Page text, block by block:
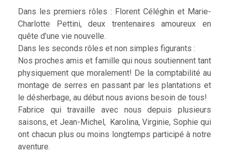
Dans les premiers rôles : Florent Céléghin et Marie-
Charlotte Pettini, deux trentenaires amoureux en
quête d’une vie nouvelle.
Dans les seconds rôles et non simples figurants :
Nos proches amis et famille qui nous soutiennent tant
physiquement que moralement! De la comptabilité au
montage de serres en passant par les plantations et
le désherbage, au début nous avions besoin de tous!
Fabrice qui travaille avec nous depuis plusieurs
saisons, et Jean-Michel, Karolina, Virginie, Sophie qui
ont chacun plus ou moins longtemps participé à notre
aventure.